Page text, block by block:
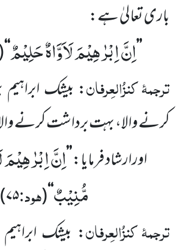
باری تعالیٰ ہے:
’’اِنَّ اِبْرٰهِیْمَ لَاَوَّاهٌ حَلِیْمٌ‘‘
ترجمۂکنزُالعِرفان: بیشک
کرنے والا، بہت برداشت کرنے
اورارشاد فرمایا:’’اِنَّ اِبْرٰهِیْمَ
مُّنِیْبٌ‘‘
(ہود:۷۵)
ترجمۂکنزُالعِرفان: بیشک